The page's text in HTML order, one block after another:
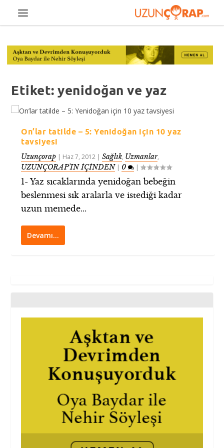
Etiket:yenidoğan ve yaz
On’lar tatilde – 5: Yenidoğan için 10 yaz
tavsiyesi
Uzunçorap | Haz 7, 2012 |Sağlık, Uzmanlar,
UZUNÇORAP’IN İÇİNDEN| 0 |
1- Yaz sıcaklarında yenidoğan bebeğin
beslenmesi sık aralarla ve istediği kadar
uzun memede...
Devamı…